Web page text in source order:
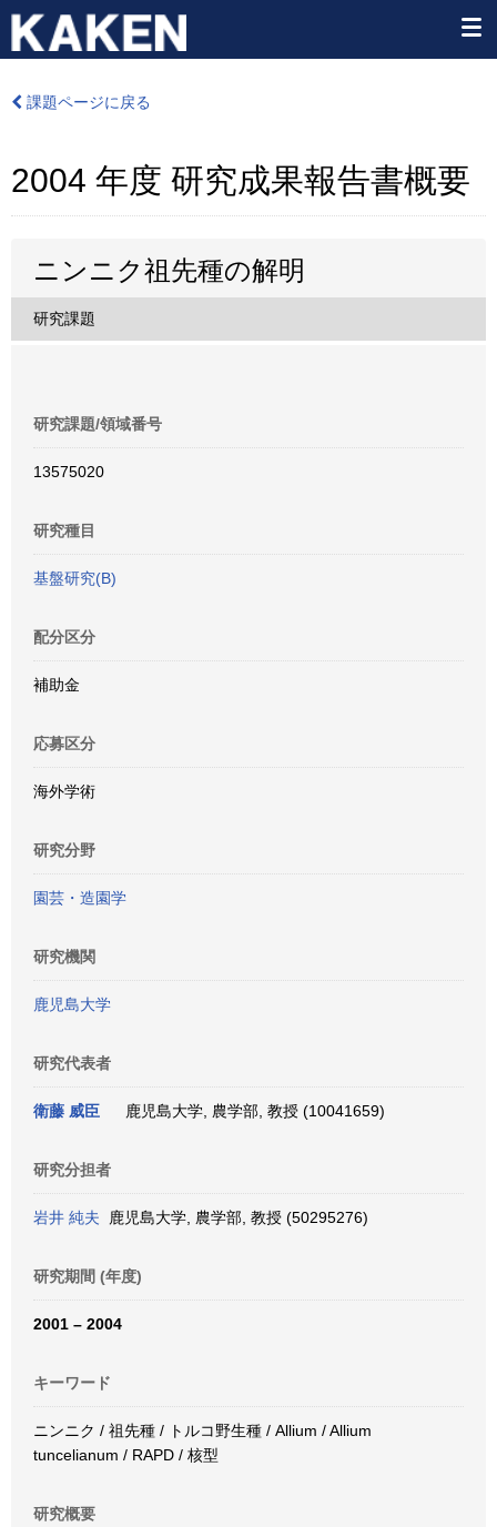
課題ページに戻る
2004 年度 研究成果報告書概要
ニンニク祖先種の解明
研究課題
研究課題/領域番号
13575020
研究種目
基盤研究(B)
配分区分
補助金
応募区分
海外学術
研究分野
園芸・造園学
研究機関
鹿児島大学
研究代表者
衛藤 威臣 鹿児島大学, 農学部, 教授 (10041659)
研究分担者
岩井 純夫 鹿児島大学, 農学部, 教授 (50295276)
研究期間 (年度)
2001 – 2004
キーワード
ニンニク / 祖先種 / トルコ野生種 / Allium / Allium
tuncelianum / RAPD / 核型
研究概要